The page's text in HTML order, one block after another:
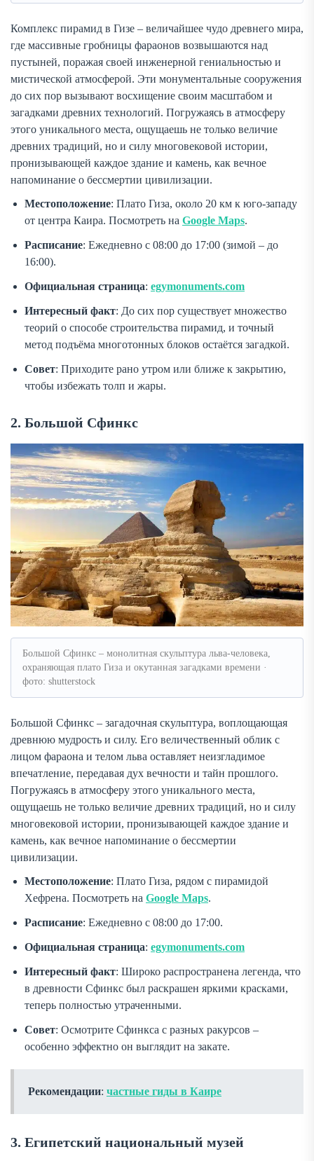
Комплекс пирамид в Гизе – величайшее чудо древнего мира,
где массивные гробницы фараонов возвышаются над
пустыней, поражая своей инженерной гениальностью и
мистической атмосферой. Эти монументальные сооружения
до сих пор вызывают восхищение своим масштабом и
загадками древних технологий. Погружаясь в атмосферу
этого уникального места, ощущаешь не только величие
древних традиций, но и силу многовековой истории,
пронизывающей каждое здание и камень, как вечное
напоминание о бессмертии цивилизации.
Местоположение: Плато Гиза, около 20 км к юго-западу
от центра Каира. Посмотреть на Google Maps.
Расписание: Ежедневно с 08:00 до 17:00 (зимой – до
16:00).
Официальная страница: egymonuments.com
Интересный факт: До сих пор существует множество
теорий о способе строительства пирамид, и точный
метод подъёма многотонных блоков остаётся загадкой.
Совет: Приходите рано утром или ближе к закрытию,
чтобы избежать толп и жары.
2. Большой Сфинкс
Большой Сфинкс – монолитная скульптура льва-человека,
охраняющая плато Гиза и окутанная загадками времени ·
фото: shutterstock
Большой Сфинкс – загадочная скульптура, воплощающая
древнюю мудрость и силу. Его величественный облик с
лицом фараона и телом льва оставляет неизгладимое
впечатление, передавая дух вечности и тайн прошлого.
Погружаясь в атмосферу этого уникального места,
ощущаешь не только величие древних традиций, но и силу
многовековой истории, пронизывающей каждое здание и
камень, как вечное напоминание о бессмертии
цивилизации.
Местоположение: Плато Гиза, рядом с пирамидой
Хефрена. Посмотреть на Google Maps.
Расписание: Ежедневно с 08:00 до 17:00.
Официальная страница: egymonuments.com
Интересный факт: Широко распространена легенда, что
в древности Сфинкс был раскрашен яркими красками,
теперь полностью утраченными.
Совет: Осмотрите Сфинкса с разных ракурсов –
особенно эффектно он выглядит на закате.
Рекомендации: частные гиды в Каире
3. Египетский национальный музей